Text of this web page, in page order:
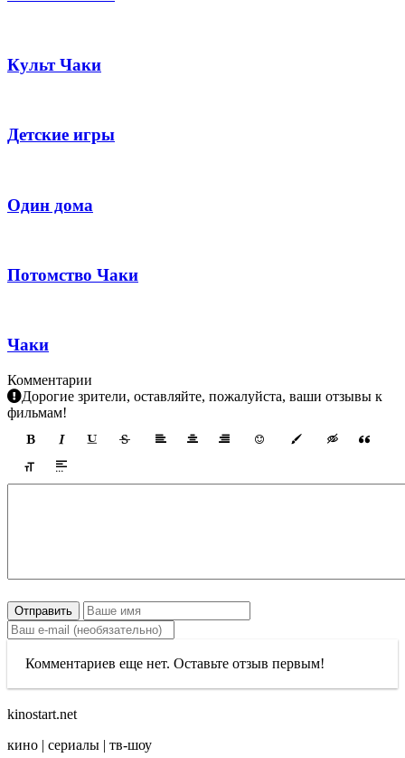
Культ Чаки
Детские игры
Один дома
Потомство Чаки
Чаки
Комментарии
Дорогие зрители, оставляйте, пожалуйста, ваши отзывы к
фильмам!
Отправить
Комментариев еще нет. Оставьте отзыв первым!
kinostart.net
кино | сериалы | тв-шоу